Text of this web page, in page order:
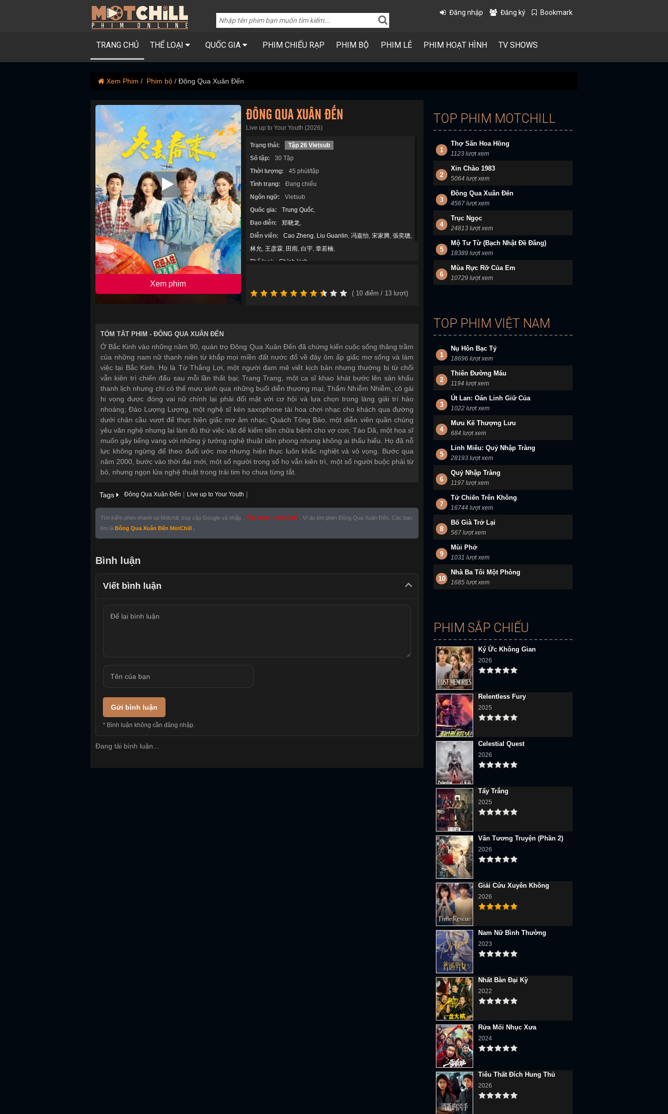
Đăng nhập Đăng ký Bookmark
TRANG CHỦ THỂ LOẠI QUỐC GIA PHIM CHIẾU RẠP PHIM BỘ PHIM LẺ PHIM HOẠT HÌNH TV SHOWS
Xem Phim Phim bộ Đông Qua Xuân Đến
Xem phim
ĐÔNG QUA XUÂN ĐẾN
Live up to Your Youth (2026)
Trạng thái:
Tập 26 Vietsub
Số tập:
30 Tập
Thời lượng:
45 phút/tập
Tình trạng:
Đang chiếu
Ngôn ngữ:
Vietsub
Quốc gia:
Trung Quốc,
Đạo diễn:
郑晓龙,
Diễn viên:
Cao Zheng, Liu Guanlin, 冯嘉怡, 宋家腾, 張奕聰,
林允, 王彦霖, 田雨, 白宇, 章若楠,
Thể loại:
Chính kịch
( 10điểm / 13lượt)
TÓM TẮT PHIM - ĐÔNG QUA XUÂN ĐẾN
Ở Bắc Kinh vào những năm 90, quán trọ Đông Qua Xuân Đến đã chứng kiến cuộc sống thăng trầm
của những nam nữ thanh niên từ khắp mọi miền đất nước đổ về đây ôm ấp giấc mơ sống và làm
việc tại Bắc Kinh. Họ là Từ Thắng Lợi, một người đam mê viết kịch bản nhưng thường bị từ chối
vẫn kiên trì chiến đấu sau mỗi lần thất bại; Trang Trang, một ca sĩ khao khát bước lên sân khấu
thanh lịch nhưng chỉ có thể mưu sinh qua những buổi diễn thương mại; Thẩm Nhiễm Nhiễm, cô gái
hi vọng được đóng vai nữ chính lại phải đối mặt với cơ hội và lựa chọn trong làng giải trí hào
nhoáng; Đào Lượng Lượng, một nghệ sĩ kèn saxophone tài hoa chơi nhạc cho khách qua đường
dưới chân cầu vượt để thực hiện giấc mơ âm nhạc; Quách Tông Bảo, một diễn viên quần chúng
yêu văn nghệ nhưng lại làm đủ thứ việc vặt để kiếm tiền chữa bệnh cho vợ con; Tào Dã, một họa sĩ
muốn gây tiếng vang với những ý tưởng nghệ thuật tiên phong nhưng không ai thấu hiểu. Họ đã nỗ
lực không ngừng để theo đuổi ước mơ nhưng hiện thực luôn khắc nghiệt và vô vọng. Bước qua
năm 2000, bước vào thời đại mới, một số người trong số họ vẫn kiên trì, một số người buộc phải từ
bỏ, nhưng ngọn lửa nghệ thuật trong trái tim họ chưa từng tắt.
Tags Đông Qua Xuân Đến | Live up to Your Youth |
Tìm kiếm phim nhanh tại Motchill, truy cập Google và nhập , Tên Phim + MotChill
. Ví dụ tìm phim Đông Qua Xuân Đến, Các bạn
tìm là Đông Qua Xuân Đến MotChill .
Bình luận
Viết bình luận
Gửi bình luận
* Bình luận không cần đăng nhập.
Đang tải bình luận...
TOP PHIM MOTCHILL
1
Thợ Săn Hoa Hồng
1123 lượt xem
2
Xin Chào 1983
5064 lượt xem
3
Đông Qua Xuân Đến
4567 lượt xem
4
Trục Ngọc
24813 lượt xem
5
Mộ Tư Từ (Bạch Nhật Đề Đăng)
18389 lượt xem
6
Mùa Rực Rỡ Của Em
10729 lượt xem
TOP PHIM VIỆT NAM
1
Nụ Hôn Bạc Tỷ
18696 lượt xem
2
Thiên Đường Máu
1194 lượt xem
3
Út Lan: Oán Linh Giữ Của
1022 lượt xem
4
Mưu Kế Thượng Lưu
684 lượt xem
5
Linh Miêu: Quỷ Nhập Tràng
28193 lượt xem
6
Quỷ Nhập Tràng
1197 lượt xem
7
Tử Chiến Trên Không
16744 lượt xem
8
Bố Già Trở Lại
567 lượt xem
9
Mùi Phở
1031 lượt xem
10
Nhà Ba Tôi Một Phòng
1685 lượt xem
PHIM SẮP CHIẾU
Ký Ức Không Gian
2026
Relentless Fury
2025
Celestial Quest
2026
Tẩy Trắng
2025
Vân Tương Truyện (Phần 2)
2026
Giải Cứu Xuyên Không
2026
Nam Nữ Bình Thường
2023
Nhất Bàn Đại Kỳ
2022
Rửa Mối Nhục Xưa
2024
Tiêu Thất Đích Hung Thủ
2026